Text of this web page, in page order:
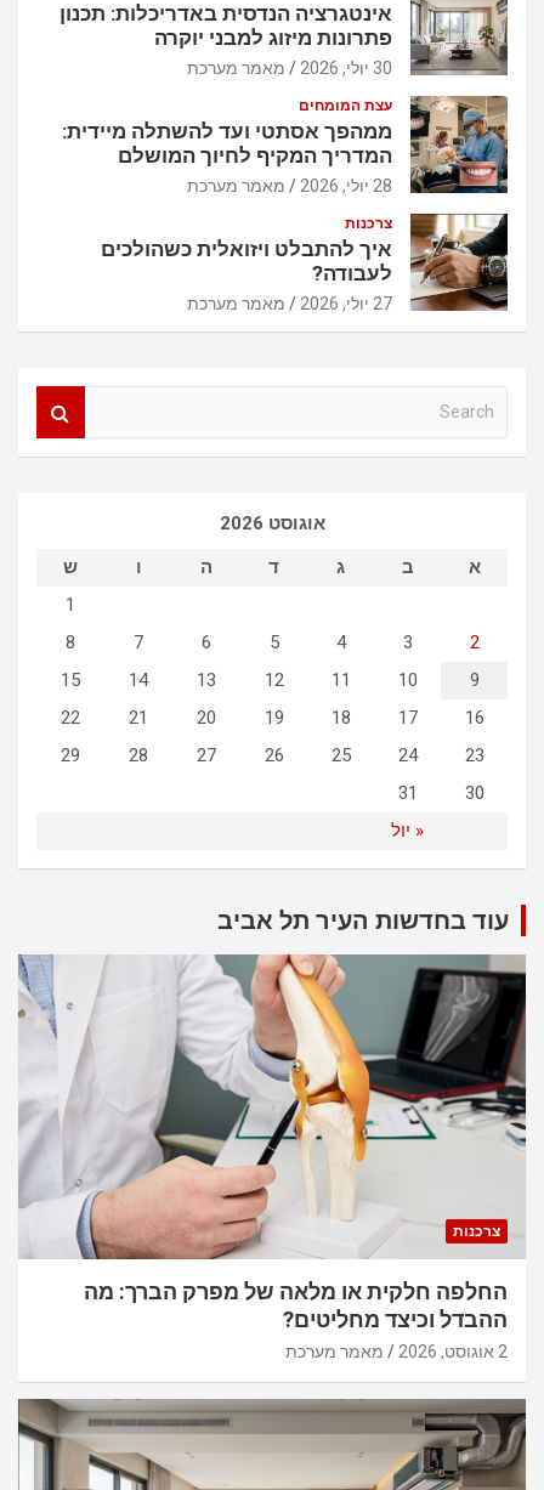
אינטגרציה הנדסית באדריכלות: תכנון
פתרונות מיזוג למבני יוקרה
30 יולי, 2026 מאמר מערכת
עצת המומחים
ממהפך אסתטי ועד להשתלה מיידית:
המדריך המקיף לחיוך המושלם
28 יולי, 2026 מאמר מערכת
צרכנות
איך להתבלט ויזואלית כשהולכים
לעבודה?
27 יולי, 2026 מאמר מערכת
אוגוסט 2026
א
ב ג ד ה ו ש
« יול
1
2
3
4
5
6
7
8
9
10
11
12
13
14
15
16
17
18
19
20
21
22
23
24
25
26
27
28
29
30
31
עוד בחדשות העיר תל אביב
צרכנות
החלפה חלקית או מלאה של מפרק הברך: מה
ההבדל וכיצד מחליטים?
2 אוגוסט, 2026 מאמר מערכת